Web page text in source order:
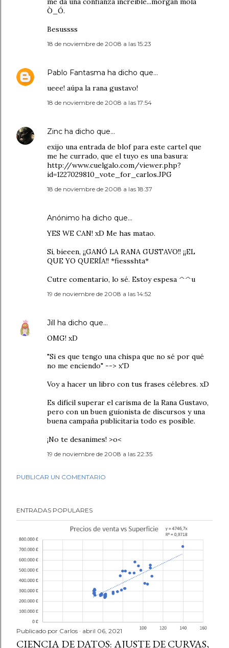
Ò_Ó.
Besussss
18 de noviembre de 2008 a las 15:23
Pablo Fantasma ha dicho que…
ueee! aúpa la rana gustavo!
18 de noviembre de 2008 a las 17:54
Zinc ha dicho que…
exijo una entrada de blof para este cartel que
me he currado, que el tuyo es una basura:
http://www.cuelgalo.com/viewer.php?
id=1227029810_vote_for_carlos.JPG
18 de noviembre de 2008 a las 18:37
Anónimo ha dicho que…
YES WE CAN! xD Me has matao.
Sí, bieeen, ¡¡GANÓ LA RANA GUSTAVO!! ¡¡EL
QUE YO QUERÍA!! *fiessshta*
Cutre comentario, lo sé. Estoy espesa ^^u
19 de noviembre de 2008 a las 14:52
Jill ha dicho que…
OMG! xD
"Si es que tengo una chispa que no sé por qué
no me enciendo" --> x'D
Voy a hacer un libro con tus frases célebres. xD
Es difícil superar el carisma de la Rana Gustavo,
pero con un buen guionista de discursos y una
buena campaña publicitaria todo es posible.
¡No te desanimes! >o<
19 de noviembre de 2008 a las 22:35
PUBLICAR UN COMENTARIO
ENTRADAS POPULARES
Publicado por Carlos abril 06, 2021
CIENCIA DE DATOS: AJUSTE DE CURVAS,